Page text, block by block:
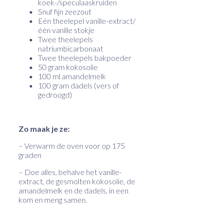
koek-/speculaaskruiden
Snuf fijn zeezout
Eén theelepel vanille-extract/
één vanille stokje
Twee theelepels
natriumbicarbonaat
Twee theelepels bakpoeder
50 gram kokosolie
100 ml amandelmelk
100 gram dadels (vers of
gedroogd)
Zo maak je ze:
– Verwarm de oven voor op 175
graden
– Doe alles, behalve het vanille-
extract, de gesmolten kokosolie, de
amandelmelk en de dadels, in een
kom en meng samen.